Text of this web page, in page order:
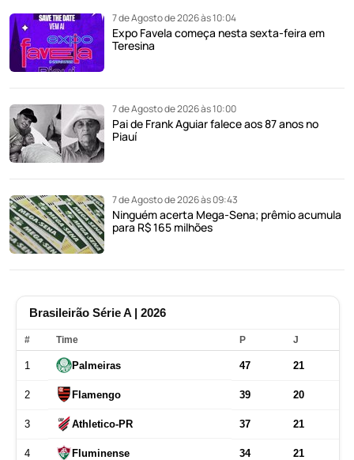
7 de Agosto de 2026 às 10:04
Expo Favela começa nesta sexta-feira em
Teresina
7 de Agosto de 2026 às 10:00
Pai de Frank Aguiar falece aos 87 anos no
Piauí
7 de Agosto de 2026 às 09:43
Ninguém acerta Mega-Sena; prêmio acumula
para R$ 165 milhões